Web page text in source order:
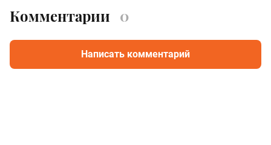
Комментарии 0
Написать комментарий